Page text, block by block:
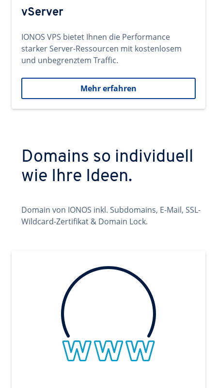
vServer
IONOS VPS bietet Ihnen die Performance
starker Server-Ressourcen mit kostenlosem
und unbegrenztem Traffic.
Mehr erfahren
Domains so individuell
wie Ihre Ideen.
Domain von IONOS inkl. Subdomains, E-Mail, SSL-
Wildcard-Zertifikat & Domain Lock.